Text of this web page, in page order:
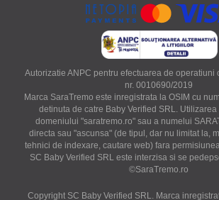
Autorizatie ANPC pentru efectuarea de operatiuni
nr. 0010690/2019
Marca SaraTremo este inregistrata la OSIM cu
detinuta de catre Baby Verified SRL.
domeniului "saratremo.ro" sau a numelui
directa sau "ascunsa" (de tipul, dar nu limitat la,
tehnici de indexare, cautare web) fara
SC Baby Verified SRL este interzisa si se
©SaraTremo.ro
Copyright SC Baby Verified SRL. Marca